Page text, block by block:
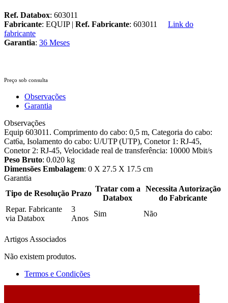
Ref. Databox: 603011
Fabricante: EQUIP | Ref. Fabricante: 603011
Link do
fabricante
Garantia: 36 Meses
Preço sob consulta
Observações
Garantia
Observações
Equip 603011. Comprimento do cabo: 0,5 m, Categoria do cabo:
Cat6a, Isolamento do cabo: U/UTP (UTP), Conetor 1: RJ-45,
Conetor 2: RJ-45, Velocidade real de transferência: 10000 Mbit/s
Peso Bruto: 0.020 kg
Dimensões Embalagem: 0 X 27.5 X 17.5 cm
Garantia
Tipo de Resolução Prazo
Tratar com a
Databox
Necessita Autorização
do Fabricante
Repar. Fabricante
via Databox
3
Anos
Sim Não
Artigos Associados
Não existem produtos.
Termos e Condições